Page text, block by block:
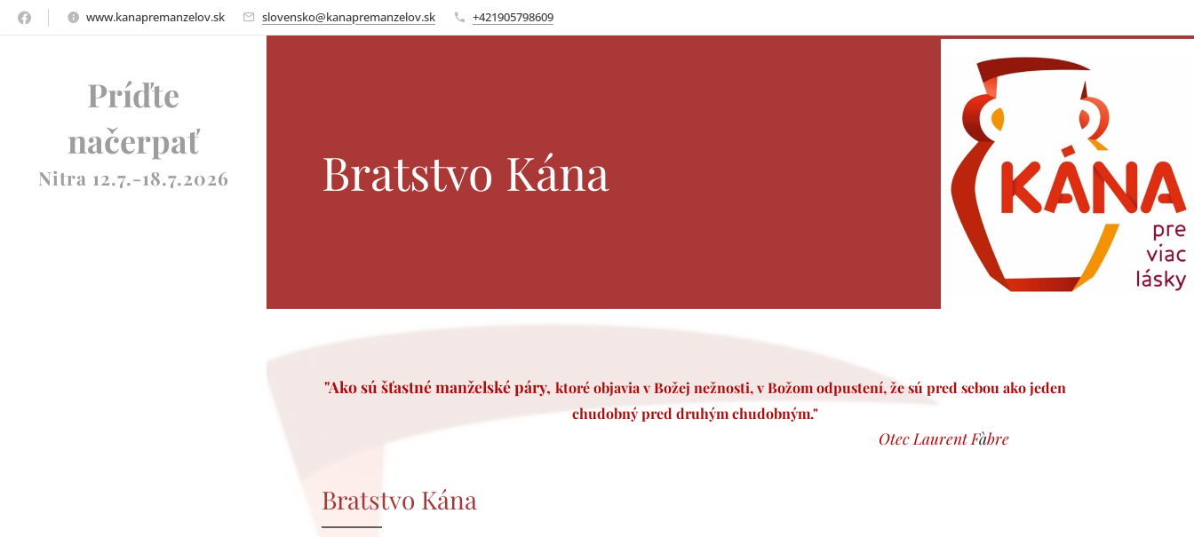
www.kanapremanzelov.sk slovensko@kanapremanzelov.sk +421905798609
Príďte
načerpať
Nitra 12.7.-18.7.2026 Bratstvo Kána
"Ako sú šťastné manželské páry, ktoré objavia v Božej nežnosti, v Božom odpustení,že sú pred sebou ako jeden
chudobný pred druhým chudobným."
Otec Laurent Fàbre
Bratstvo Kána